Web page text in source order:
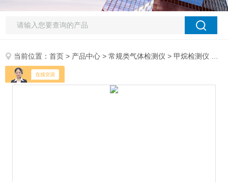
当前位置：首页 > 产品中心 >常规类气体检测仪 > 甲烷检测仪